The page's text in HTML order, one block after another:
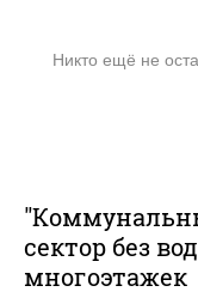
Никто ещё не
сектор без
многоэтажек